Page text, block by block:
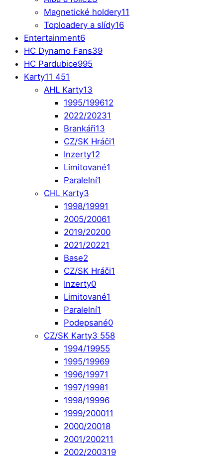
Magnetické holdery11
Toploadery a slídy16
Entertainment6
HC Dynamo Fans39
HC Pardubice995
Karty11 451
AHL Karty13
1995/199612
2022/20231
Brankáři13
CZ/SK Hráči1
Inzerty12
Limitované1
Paralelní1
CHL Karty3
1998/19991
2005/20061
2019/20200
2021/20221
Base2
CZ/SK Hráči1
Inzerty0
Limitované1
Paralelní1
Podepsané0
CZ/SK Karty3 558
1994/19955
1995/19969
1996/19971
1997/19981
1998/19996
1999/200011
2000/20018
2001/200211
2002/200319